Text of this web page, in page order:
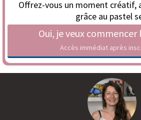
Offrez-vous un moment créatif,
grâce au pastel
Oui, je veux commencer
Accès immédiat après